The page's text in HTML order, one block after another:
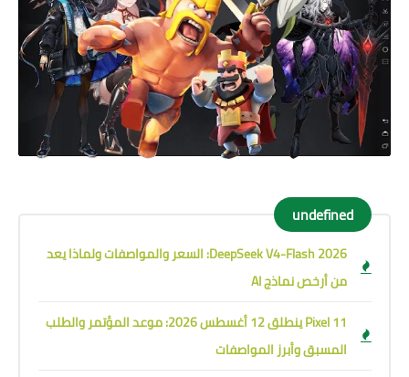
undefined
DeepSeek V4-Flash 2026: السعر والمواصفات ولماذا يعد
من أرخص نماذج AI
Pixel 11 ينطلق 12 أغسطس 2026: موعد المؤتمر والطلب
المسبق وأبرز المواصفات